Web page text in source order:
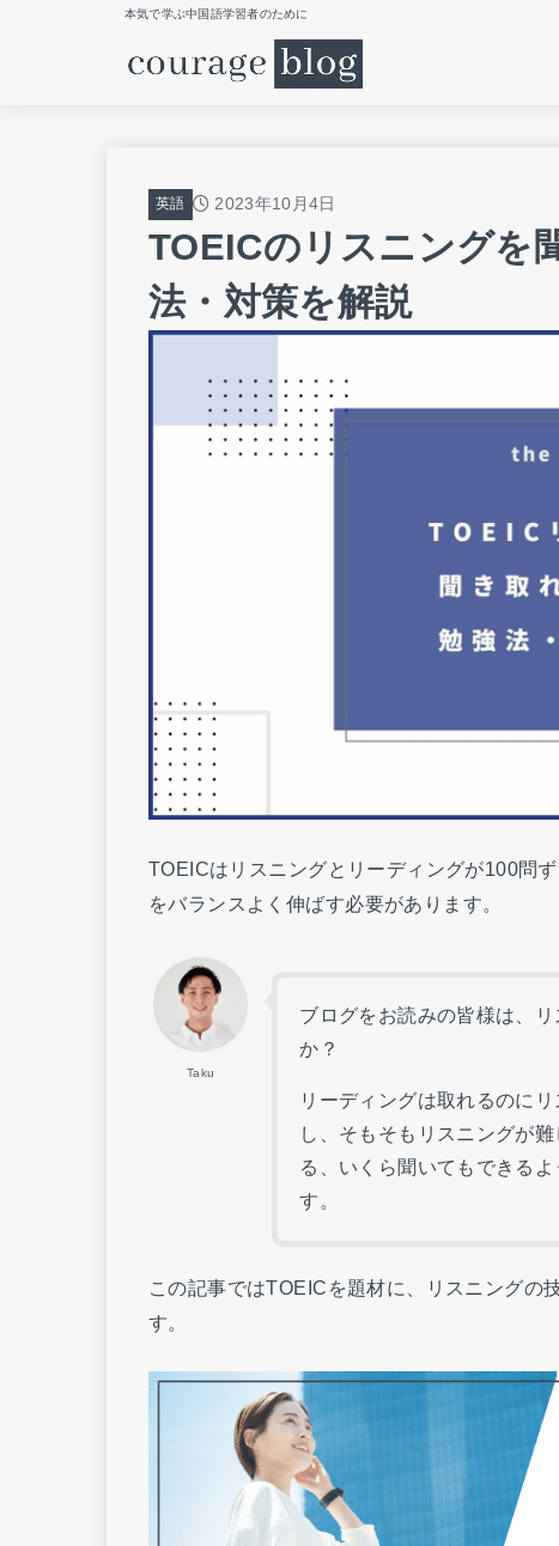
本気で学ぶ中国語学習者のために
英語 2023年10月4日
TOEICのリスニングを
法・対策を解説
TOEICはリスニングとリーディングが100問
をバランスよく伸ばす必要があります。
Taku
ブログをお読みの皆様は、
か？
リーディングは取れるのに
し、そもそもリスニングが
る、いくら聞いてもできる
す。
この記事ではTOEICを題材に、リスニングの
す。